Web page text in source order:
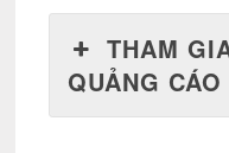
THAM
QUẢNG